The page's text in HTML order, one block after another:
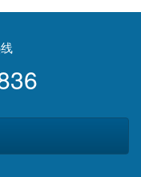
正為恢復通關創造